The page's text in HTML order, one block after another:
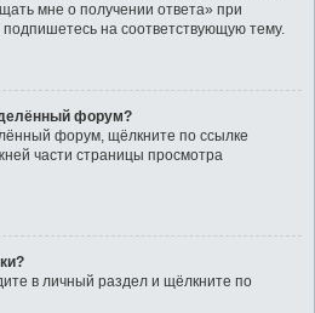
мне о получении ответа» при
на соответствующую тему.
форум?
форум, щёлкните по ссылке
части страницы просмотра
в личный раздел и щёлкните по